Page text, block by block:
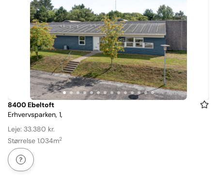
Item
1
of
14
8400 Ebeltoft
Erhvervsparken, 1,
Leje: 33.380 kr.
Størrelse 1.034m2